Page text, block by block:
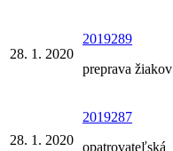
28. 1. 2020
2019289
preprava žiakov
28. 1. 2020
2019287
opatrovateľská